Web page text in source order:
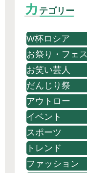
カ テゴリー
W杯ロシア
お祭り・フェス
お笑い芸人
だんじり祭
アウトロー
イベント
スポーツ
トレンド
ファッション